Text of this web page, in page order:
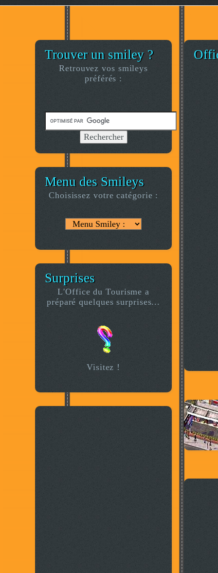
Trouver un smiley ?
Retrouvez vos smileys
préférés :
Menu des Smileys
Choisissez votre catégorie :
Surprises
L'Office du Tourisme a
préparé quelques surprises...
Visitez !